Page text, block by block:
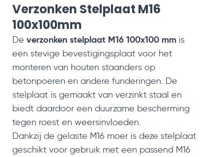
Verzonken Stelplaat M16
100x100mm
De verzonken stelplaat M16 100x100 mm is
een stevige bevestigingsplaat voor het
monteren van houten staanders op
betonpoeren en andere funderingen. De
stelplaat is gemaakt van verzinkt staal en
biedt daardoor een duurzame bescherming
tegen roest en weersinvloeden.
Dankzij de gelaste M16 moer is deze stelplaat
geschikt voor gebruik met een passend M16